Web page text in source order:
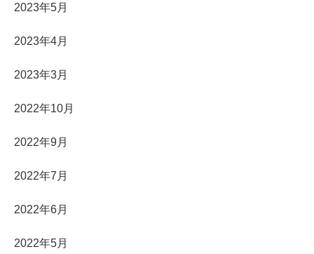
2023年5月
2023年4月
2023年3月
2022年10月
2022年9月
2022年7月
2022年6月
2022年5月